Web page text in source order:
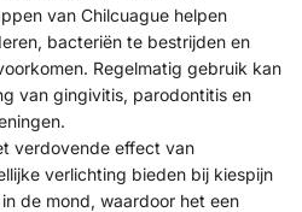
van Chilcuague helpen
bacteriën te bestrijden en
Regelmatig gebruik kan
van gingivitis, parodontitis en
verdovende effect van
verlichting bieden bij kiespijn
de mond, waardoor het een